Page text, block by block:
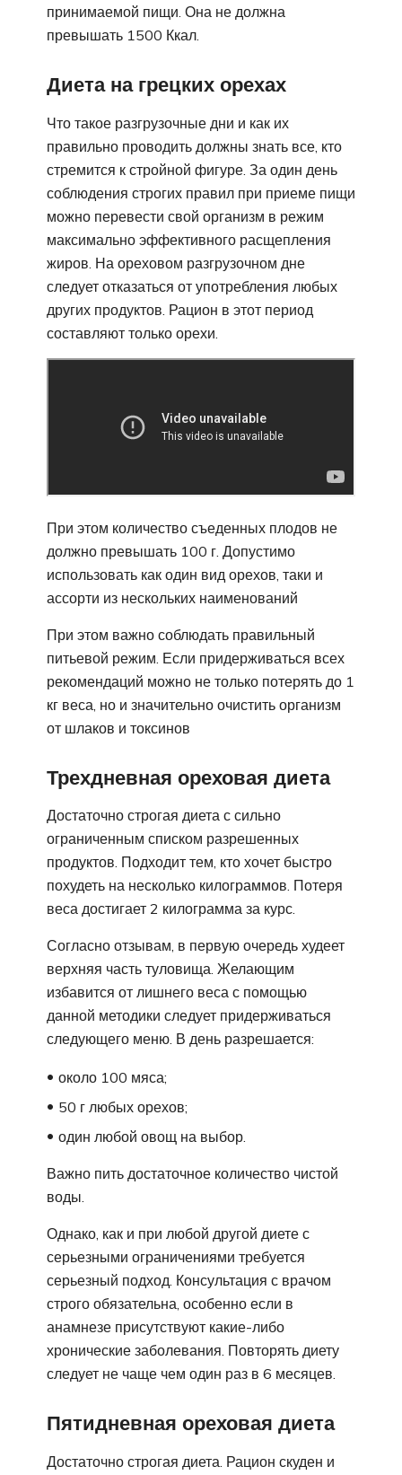
принимаемой пищи. Она не должна
превышать 1500 Ккал.
Диета на грецких орехах
Что такое разгрузочные дни и как их
правильно проводить должны знать все, кто
стремится к стройной фигуре. За один день
соблюдения строгих правил при приеме пищи
можно перевести свой организм в режим
максимально эффективного расщепления
жиров. На ореховом разгрузочном дне
следует отказаться от употребления любых
других продуктов. Рацион в этот период
составляют только орехи.
При этом количество съеденных плодов не
должно превышать 100 г. Допустимо
использовать как один вид орехов, таки и
ассорти из нескольких наименований
При этом важно соблюдать правильный
питьевой режим. Если придерживаться всех
рекомендаций можно не только потерять до 1
кг веса, но и значительно очистить организм
от шлаков и токсинов
Трехдневная ореховая диета
Достаточно строгая диета с сильно
ограниченным списком разрешенных
продуктов. Подходит тем, кто хочет быстро
похудеть на несколько килограммов. Потеря
веса достигает 2 килограмма за курс.
Согласно отзывам, в первую очередь худеет
верхняя часть туловища. Желающим
избавится от лишнего веса с помощью
данной методики следует придерживаться
следующего меню. В день разрешается:
около 100 мяса;
50 г любых орехов;
один любой овощ на выбор.
Важно пить достаточное количество чистой
воды.
Однако, как и при любой другой диете с
серьезными ограничениями требуется
серьезный подход. Консультация с врачом
строго обязательна, особенно если в
анамнезе присутствуют какие-либо
хронические заболевания. Повторять диету
следует не чаще чем один раз в 6 месяцев.
Пятидневная ореховая диета
Достаточно строгая диета. Рацион скуден и